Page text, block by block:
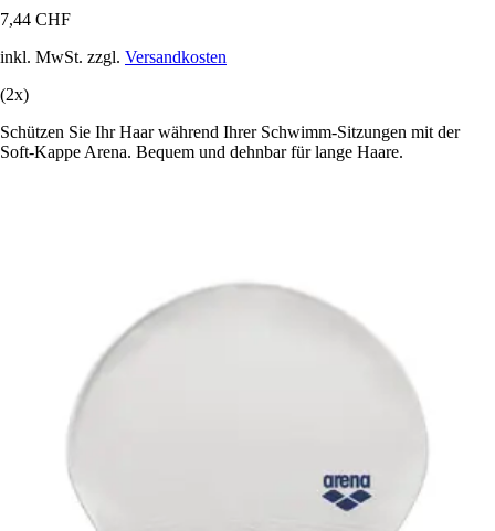
7,44 CHF
inkl. MwSt. zzgl. Versandkosten
(2x)
Schützen Sie Ihr Haar während Ihrer Schwimm-Sitzungen mit der
Soft-Kappe Arena. Bequem und dehnbar für lange Haare.